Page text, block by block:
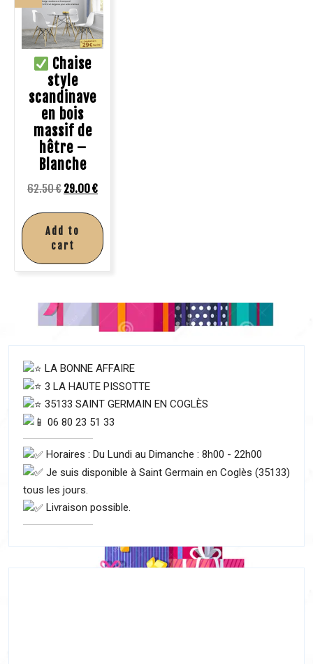
Chaise
style
scandinave
en bois
massif de
hêtre –
Blanche
62.50€ 29.00€
Add to
cart
LA BONNE AFFAIRE
3 LA HAUTE PISSOTTE
35133 SAINT GERMAIN EN COGLÈS
06 80 23 51 33
Horaires : Du Lundi au Dimanche : 8h00 - 22h00
Je suis disponible à Saint Germain en Coglès (35133)
tous les jours.
Livraison possible.